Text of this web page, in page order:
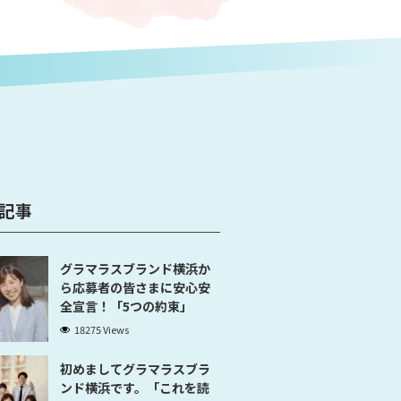
事
グラマラスブランド横浜か
ら応募者の皆さまに安心安
全宣言！「5つの約束」
18275 Views
初めましてグラマラスブラ
ンド横浜です。「これを読